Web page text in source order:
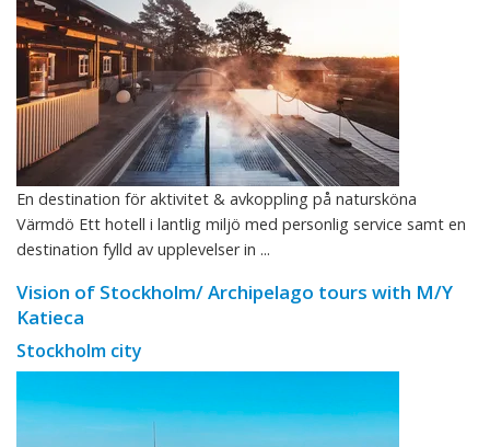
En destination för aktivitet & avkoppling på natursköna
Värmdö Ett hotell i lantlig miljö med personlig service samt en
destination fylld av upplevelser in ...
Vision of Stockholm/ Archipelago tours with M/Y
Katieca
Stockholm city